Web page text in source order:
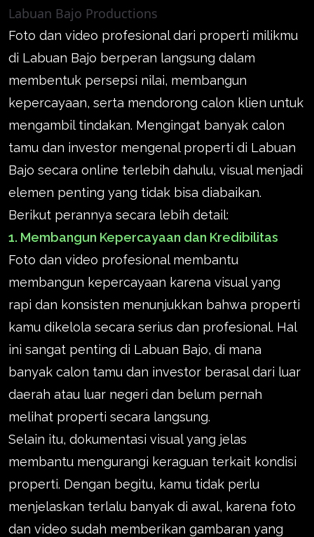
Labuan Bajo Productions
Foto dan video profesional dari properti milikmu
di Labuan Bajo berperan langsung dalam
membentuk persepsi nilai, membangun
kepercayaan, serta mendorong calon klien untuk
mengambil tindakan. Mengingat banyak calon
tamu dan investor mengenal properti di Labuan
Bajo secara online terlebih dahulu, visual menjadi
elemen penting yang tidak bisa diabaikan.
Berikut perannya secara lebih detail:
1. Membangun Kepercayaan dan Kredibilitas
Foto dan video profesional membantu
membangun kepercayaan karena visual yang
rapi dan konsisten menunjukkan bahwa properti
kamu dikelola secara serius dan profesional. Hal
ini sangat penting di Labuan Bajo, di mana
banyak calon tamu dan investor berasal dari luar
daerah atau luar negeri dan belum pernah
melihat properti secara langsung.
Selain itu, dokumentasi visual yang jelas
membantu mengurangi keraguan terkait kondisi
properti. Dengan begitu, kamu tidak perlu
menjelaskan terlalu banyak di awal, karena foto
dan video sudah memberikan gambaran yang